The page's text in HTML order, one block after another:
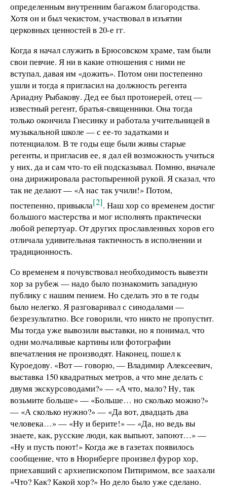
определенным внутренним багажом благородства.
Хотя он и был чекистом, участвовал в изъятии
церковных ценностей в 20-е гг.
Когда я начал служить в Брюсовском храме, там были
свои певчие. Я ни в какие отношения с ними не
вступал, давая им «дожить». Потом они постепенно
ушли и тогда я пригласил на должность регента
Ариадну Рыбакову. Дед ее был протоиерей, отец —
известный регент, братья-священники. Она тогда
только окончила Гнесинку и работала учительницей в
музыкальной школе — с ее-то задатками и
потенциалом. В те годы еще были живы старые
регенты, и пригласив ее, я дал ей возможность учиться
у них, да и сам что-то ей подсказывал. Помню, вначале
она дирижировала растопыренной рукой. Я сказал, что
так не делают — «А нас так учили!» Потом,
постепенно, привыкла[2]. Наш хор со временем достиг
большого мастерства и мог исполнять практически
любой репертуар. От других прославленных хоров его
отличала удивительная тактичность в исполнении и
традиционность.
Со временем я почувствовал необходимость вывезти
хор за рубеж — надо было познакомить западную
публику с нашим пением. Но сделать это в те годы
было нелегко. Я разговаривал с синодалами —
безрезультатно. Все говорили, что никто не пропустит.
Мы тогда уже вывозили выставки, но я понимал, что
одни молчаливые картины или фотографии
впечатления не производят. Наконец, пошел к
Куроедову. «Вот — говорю, — Владимир Алексеевич,
выставка 150 квадратных метров, а что мне делать с
двумя экскурсоводами?» — «А что, мало? Ну, так
возьмите больше» — «Больше… но сколько можно?»
— «А сколько нужно?» — «Да вот, двадцать два
человека…» — «Ну и берите!» — «Да, но ведь вы
знаете, как, русские люди, как выпьют, запоют…» —
«Ну и пусть поют!» Когда же в газетах появилось
сообщение, что в Нюрнберге произвел фурор хор,
приехавший с архиепископом Питиримом, все заахали
«Что? Как? Какой хор?» Но дело было уже сделано.